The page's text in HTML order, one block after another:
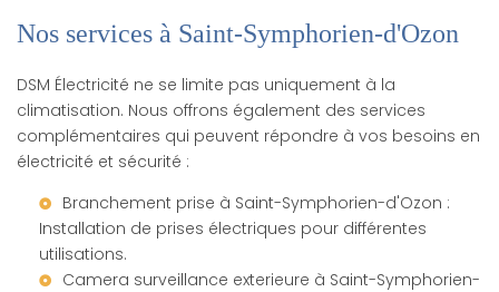
Nos services à Saint-Symphorien-d'Ozon
DSM Électricité ne se limite pas uniquement à la
climatisation. Nous offrons également des services
complémentaires qui peuvent répondre à vos besoins en
électricité et sécurité :
Branchement prise à Saint-Symphorien-d'Ozon :
Installation de prises électriques pour différentes
utilisations.
Camera surveillance exterieure à Saint-Symphorien-